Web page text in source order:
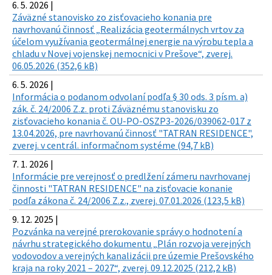
6. 5. 2026 |
Záväzné stanovisko zo zisťovacieho konania pre
navrhovanú činnosť „Realizácia geotermálnych vrtov za
účelom využívania geotermálnej energie na výrobu tepla a
chladu v Novej vojenskej nemocnici v Prešove“, zverej.
06.05.2026 (352,6 kB)
6. 5. 2026 |
Informácia o podanom odvolaní podľa § 30 ods. 3 písm. a)
zák. č. 24/2006 Z.z. proti Záväznému stanovisku zo
zisťovacieho konania č. OU-PO-OSZP3-2026/039062-017 z
13.04.2026, pre navrhovanú činnosť "TATRAN RESIDENCE",
zverej. v centrál. informačnom systéme (94,7 kB)
7. 1. 2026 |
Informácie pre verejnosť o predlžení zámeru navrhovanej
činnosti "TATRAN RESIDENCE" na zisťovacie konanie
podľa zákona č. 24/2006 Z.z., zverej. 07.01.2026 (123,5 kB)
9. 12. 2025 |
Pozvánka na verejné prerokovanie správy o hodnotení a
návrhu strategického dokumentu „Plán rozvoja verejných
vodovodov a verejných kanalizácii pre územie Prešovského
kraja na roky 2021 – 2027“, zverej. 09.12.2025 (212,2 kB)